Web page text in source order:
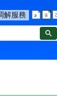
解服務
搜
尋